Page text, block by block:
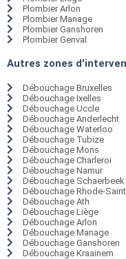
Plombier Arlon
Plombier Manage
Plombier Ganshoren
Plombier Genval
Autres zones
Débouchage Bruxelles
Débouchage Ixelles
Débouchage Uccle
Débouchage Anderlecht
Débouchage Waterloo
Débouchage Tubize
Débouchage Mons
Débouchage Charleroi
Débouchage Namur
Débouchage Schaerbeek
Débouchage Rhode-
Débouchage Ath
Débouchage Liège
Débouchage Arlon
Débouchage Manage
Débouchage Ganshoren
Débouchage Kraainem